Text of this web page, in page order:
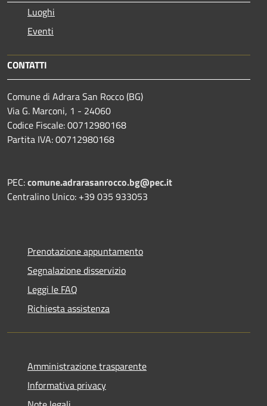
Luoghi
Eventi
CONTATTI
Comune di Adrara San Rocco (BG)
Via G. Marconi, 1 - 24060
Codice Fiscale: 00712980168
Partita IVA: 00712980168
PEC:comune.adrarasanrocco.bg@pec.it
Centralino Unico: +39 035 933053
Prenotazione appuntamento
Segnalazione disservizio
Leggi le FAQ
Richiesta assistenza
Amministrazione trasparente
Informativa privacy